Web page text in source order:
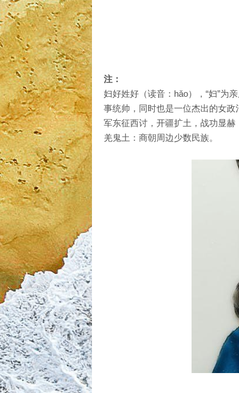
注：
妇好姓好（读音：hǎo），“妇”为
事统帅，同时也是一位杰出的女政
军东征西讨，开疆扩土，战功显赫
羌鬼土：商朝周边少数民族。